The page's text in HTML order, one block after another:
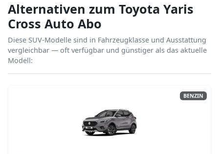
Alternativen zum Toyota Yaris
Cross Auto Abo
Diese SUV-Modelle sind in Fahrzeugklasse und Ausstattung
vergleichbar — oft verfügbar und günstiger als das aktuelle
Modell:
BENZIN